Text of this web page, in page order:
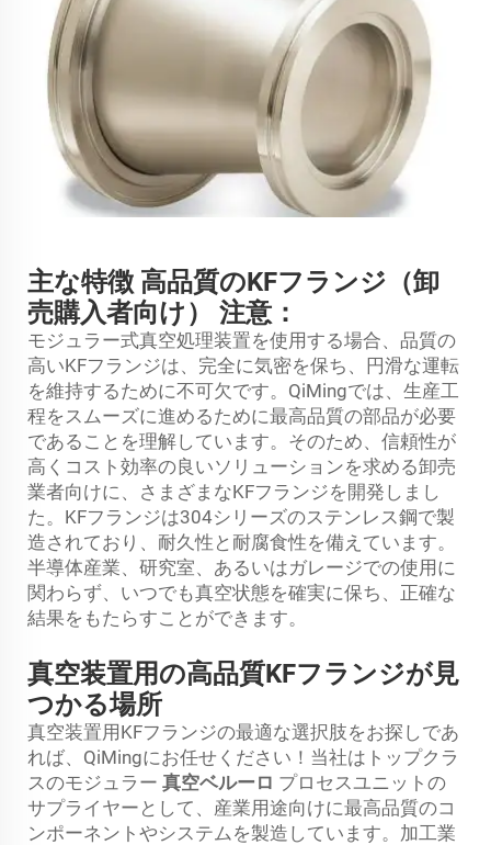
主な特徴 高品質のKFフランジ（卸
売購入者向け） 注意：
モジュラー式真空処理装置を使用する場合、品質の
高いKFフランジは、完全に気密を保ち、円滑な運転
を維持するために不可欠です。QiMingでは、生産工
程をスムーズに進めるために最高品質の部品が必要
であることを理解しています。そのため、信頼性が
高くコスト効率の良いソリューションを求める卸売
業者向けに、さまざまなKFフランジを開発しまし
た。KFフランジは304シリーズのステンレス鋼で製
造されており、耐久性と耐腐食性を備えています。
半導体産業、研究室、あるいはガレージでの使用に
関わらず、いつでも真空状態を確実に保ち、正確な
結果をもたらすことができます。
真空装置用の高品質KFフランジが見
つかる場所
真空装置用KFフランジの最適な選択肢をお探しであ
れば、QiMingにお任せください！当社はトップクラ
スのモジュラー 真空ベルーロ プロセスユニットの
サプライヤーとして、産業用途向けに最高品質のコ
ンポーネントやシステムを製造しています。加工業